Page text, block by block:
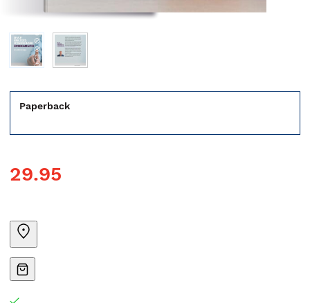
Paperback
29.95